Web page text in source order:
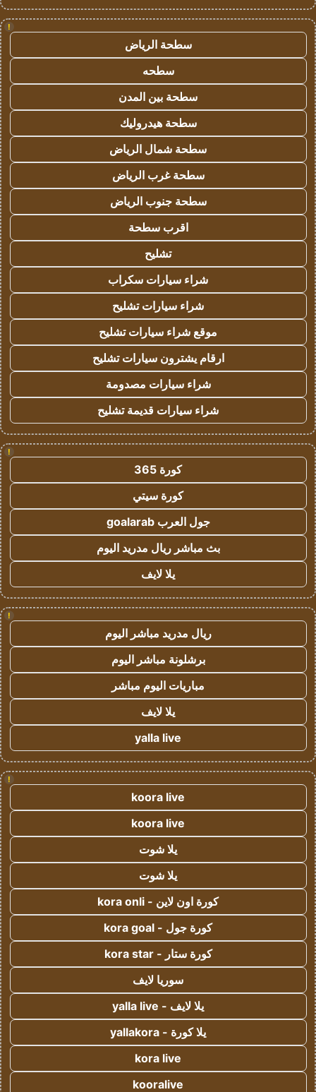
!
سطحة الرياض
سطحه
سطحة بين المدن
سطحة هيدروليك
سطحة شمال الرياض
سطحة غرب الرياض
سطحة جنوب الرياض
اقرب سطحة
تشليح
شراء سيارات سكراب
شراء سيارات تشليح
موقع شراء سيارات تشليح
ارقام يشترون سيارات تشليح
شراء سيارات مصدومة
شراء سيارات قديمة تشليح
!
كورة 365
كورة سيتي
جول العرب goalarab
بث مباشر ريال مدريد اليوم
يلا لايف
!
ريال مدريد مباشر اليوم
برشلونة مباشر اليوم
مباريات اليوم مباشر
يلا لايف
yalla live
!
koora live
koora live
يلا شوت
يلا شوت
كورة اون لاين - kora onli
كورة جول - kora goal
كورة ستار - kora star
سوريا لايف
يلا لايف - yalla live
يلا كورة - yallakora
kora live
kooralive